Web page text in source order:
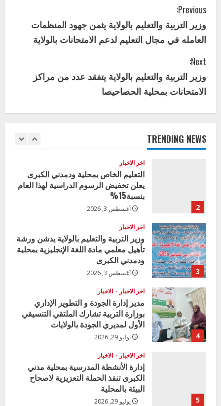
C
o
n
t
i
n
u
e
e
a
d
i
n
g
Previous:
وزير التربية والتعليم بالولاية يثمن جهود المنظمات
العامله في مجال التعليم لدعم الامتحانات بالولاية
Next:
وزير التربية والتعليم بالولاية يتفقد عدد من مراكز
الامتحانات بمحلية الحصاحيصا
TRENDING NEWS
4
5
اخر الاخبار
إدارة الأنشطة المدرسية بمحلية مدني
يوليو 29, 2026
1
2
اخر الاخبار
التعليم الخاص بمحلية ودمدني الكبرى
يعلن تخفيض الرسوم الدراسية لهذا العام
بنسبة15%
أغسطس 3, 2026
3
اخر الاخبار
وزير التربية والتعليم بالولاية يدشن ورشة
تأهيل معلمي مادة اللغة الإنجليزية بمحلية
ودمدني الكبرى
أغسطس 3, 2026
4
اخر الاخبار الاخبار
مدير إدارة الجودة و التطوير الإداري
بوزارة التربية تشارك الملتقي التنسيقي
الأول لمديري الجودة بالولايات
يوليو 29, 2026
5
اخر الاخبار الاخبار
إدارة الأنشطة المدرسية بمحلية مدني
الكبرى تنفذ الحملة التعزيزية لاصحاح
البيئة بالمحلية
يوليو 29, 2026